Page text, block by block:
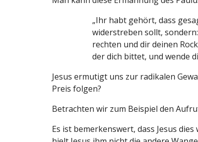
„Ihr habt gehört, dass
widerstreben sollt,
rechten und dir deinen
der dich bittet, und wende
Jesus ermutigt uns zur radikalen
Preis folgen?
Betrachten wir zum Beispiel den
Es ist bemerkenswert, dass Jesus